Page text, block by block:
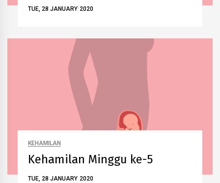
TUE, 28 JANUARY 2020
KEHAMILAN
Kehamilan Minggu ke-5
TUE, 28 JANUARY 2020